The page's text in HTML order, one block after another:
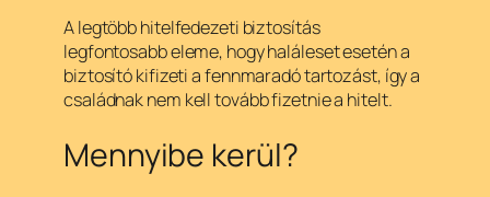
A legtöbb hitelfedezeti biztosítás
legfontosabb eleme, hogy haláleset esetén a
biztosító kifizeti a fennmaradó tartozást, így a
családnak nem kell tovább fizetnie a hitelt.
Mennyibe kerül?